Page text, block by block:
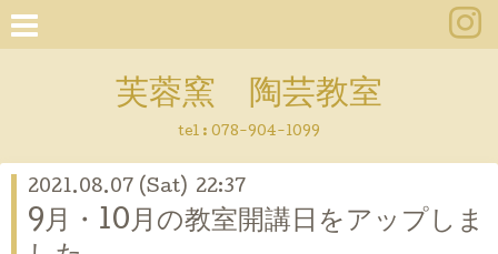
芙蓉窯 陶芸教室
tel : 078-904-1099
2021.08.07 (Sat) 22:37
9月・10月の教室開講日をアップしま